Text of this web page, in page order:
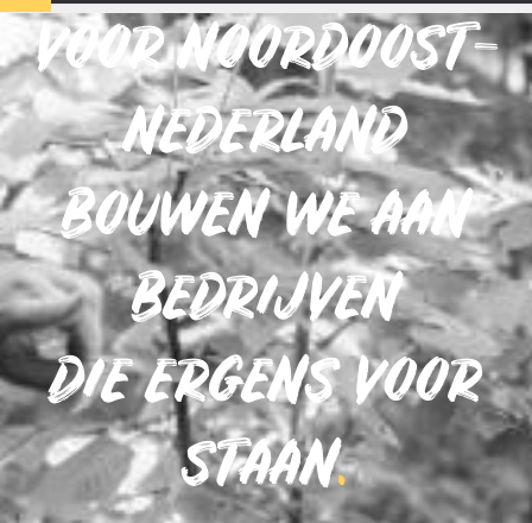
VOOR NOORDOOST-
NEDERLAND
BOUWEN WE AAN
BEDRIJVEN
DIE ERGENS VOOR
STAAN.